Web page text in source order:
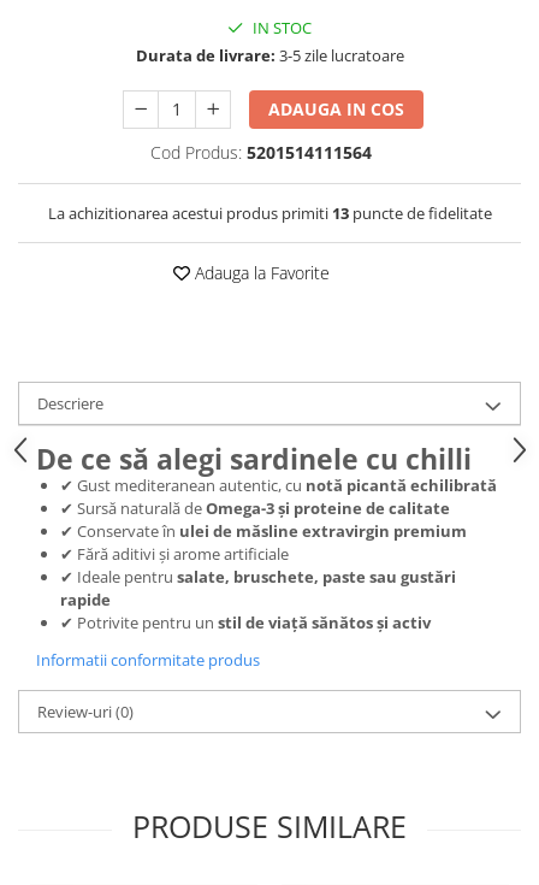
IN STOC
Durata de livrare: 3-5 zile lucratoare
ADAUGA IN COS
Cod Produs: 5201514111564
La achizitionarea acestui produs primiti 13puncte de fidelitate
Adauga la Favorite
Descriere
De ce să alegi sardinele cu chilli
✔ Gust mediteranean autentic, cu notă picantă echilibrată
✔ Sursă naturală deOmega-3 și proteine de calitate
✔ Conservate în ulei de măsline extravirgin premium
✔ Fără aditivi și arome artificiale
✔ Ideale pentru salate, bruschete, paste sau gustări
rapide
✔ Potrivite pentru un stil de viață sănătos și activ
Informatii conformitate produs
Review-uri(0)
PRODUSE SIMILARE